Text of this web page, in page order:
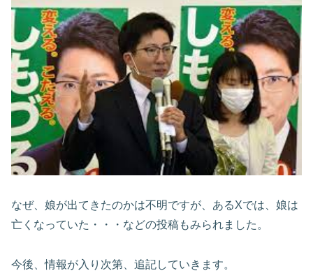
なぜ、娘が出てきたのかは不明ですが、あるXでは、娘は
亡くなっていた・・・などの投稿もみられました。
今後、情報が入り次第、追記していきます。